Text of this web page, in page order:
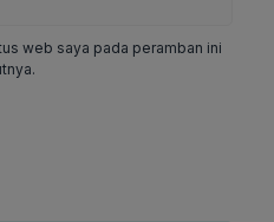
web saya pada peramban ini